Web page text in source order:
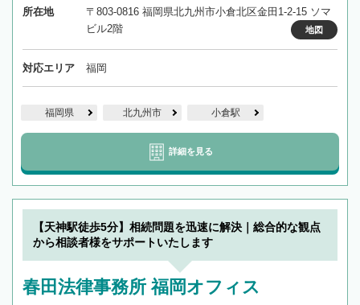
所在地
〒803-0816 福岡県北九州市小倉北区金田1-2-15 ソマ
ビル2階
地図
対応エリア 福岡
福岡県 北九州市 小倉駅
詳細を見る
【天神駅徒歩5分】相続問題を迅速に解決｜総合的な観点
から相談者様をサポートいたします
春田法律事務所 福岡オフィス